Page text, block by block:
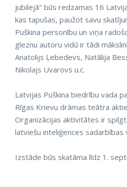
jubilejā" būs redzamas 16
kas tapušas, paužot savu
Puškina personību un viņa
gleznu autoru vidū ir tādi
Anatolijs Ļebedevs, Natālija
Nikolajs Uvarovs u.c.
Latvijas Puškina biedrību vada
Rīgas Krievu drāmas teātra
Organizācijas aktivitātes ir
latviešu inteliģences sadarbības
Izstāde būs skatāma līdz 1.